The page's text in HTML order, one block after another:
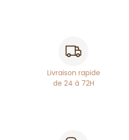
Livraison rapide
de 24 à 72H